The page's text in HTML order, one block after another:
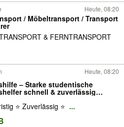
Heute, 08:20
/ Möbeltransport / Transport
& FERNTRANSPORT
Heute, 08:20
– Starke studentische
schnell & zuverlässig
⭐ Zuverlässig ⭐ ...